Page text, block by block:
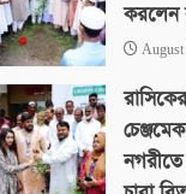
করলেন
August